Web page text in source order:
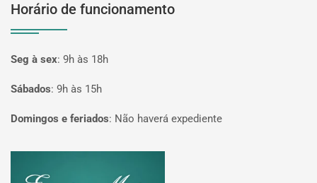
Horário de funcionamento
Seg à sex: 9h às 18h
Sábados: 9h às 15h
Domingos e feriados: Não haverá expediente